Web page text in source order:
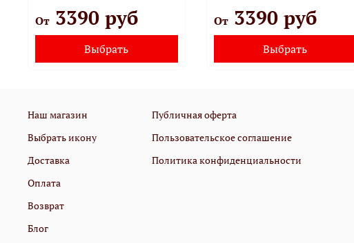
От 3390 руб
Выбрать
От3390 руб
Выбрать
Наш магазин
Выбрать икону
Доставка
Оплата
Возврат
Блог
Публичная оферта
Пользовательское соглашение
Политика конфиденциальности